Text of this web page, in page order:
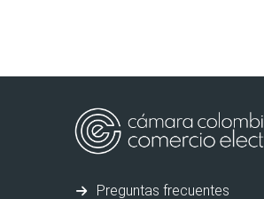
Preguntas frecuentes